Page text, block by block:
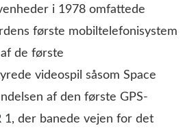
i 1978 omfattede
første mobiltelefonisystem
de første
videospil såsom Space
af den første GPS-
1, der banede vejen for det